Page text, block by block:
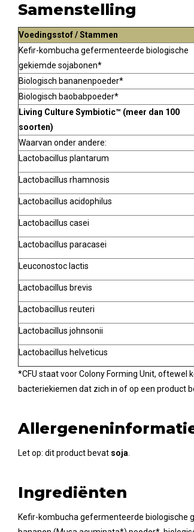
Samenstelling
Voedingsstof / Stammen
Kefir-kombucha gefermenteerde biologische
gekiemde sojabonen*
Biologisch bananenpoeder*
Biologisch baobabpoeder*
Living Culture Symbiotic™ (meer dan 100
soorten)
Waarvan onder andere:
Lactobacillus plantarum
Lactobacillus rhamnosis
Lactobacillus acidophilus
Lactobacillus casei
Lactobacillus paracasei
Leuconostoc lactis
Lactobacillus brevis
Lactobacillus reuteri
Lactobacillus johnsonii
Lactobacillus helveticus
*CFU staat voor Colony Forming Unit, oftewel
bacteriekiemen dat zich in of op een product
Let op: dit product bevat soja
Ingrediënten
Kefir-kombucha gefermenteerde biologische